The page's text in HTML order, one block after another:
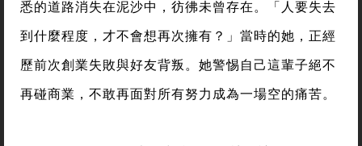
悉的道路消失在泥沙中，彷彿未曾存在。「人要失去
到什麼程度，才不會想再次擁有？」當時的她，正經
歷前次創業失敗與好友背叛。她警惕自己這輩子絕不
再碰商業，不敢再面對所有努力成為一場空的痛苦。